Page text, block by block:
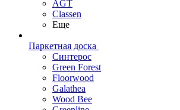
AGT
Classen
Еще
Паркетная доска
Синтерос
Green Forest
Floorwood
Galathea
Wood Bee